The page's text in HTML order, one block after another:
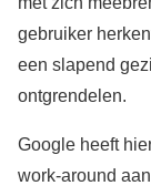
gebruiker
een slapend
ontgrendelen.
Google heeft
work-around